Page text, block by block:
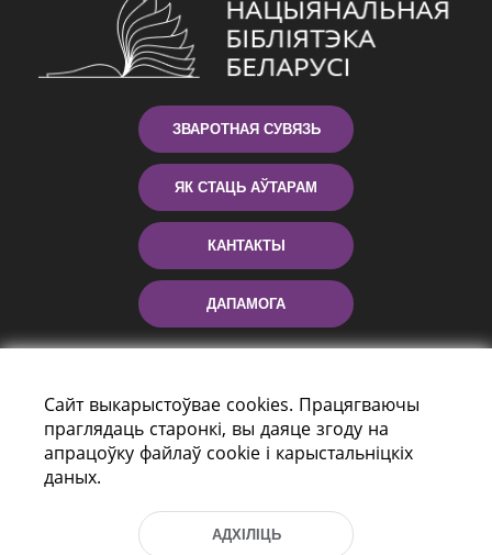
ЗВАРОТНАЯ СУВЯЗЬ
ЯК СТАЦЬ АЎТАРАМ
КАНТАКТЫ
ДАПАМОГА
праспект Незалежнасці 116
г. Мiнск, Рэспубліка Беларусь, 220114
Сайт выкарыстоўвае cookies. Працягваючы
праглядаць старонкі, вы даяце згоду на
апрацоўку файлаў cookie і карыстальніцкіх
даных.
АДХІЛІЦЬ